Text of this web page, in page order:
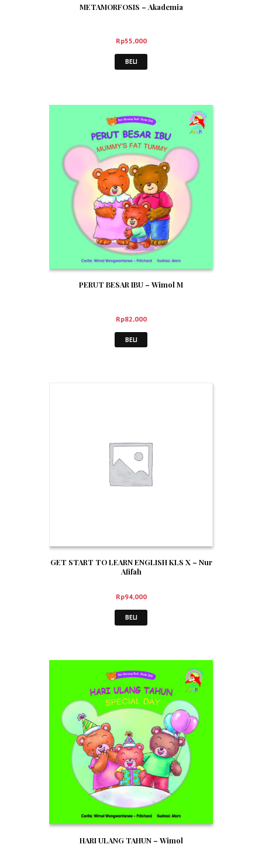
METAMORFOSIS – Akademia
Rp55,000
BELI
PERUT BESAR IBU – Wimol M
Rp82,000
BELI
GET START TO LEARN ENGLISH KLS X – Nur
Afifah
Rp94,000
BELI
HARI ULANG TAHUN – Wimol